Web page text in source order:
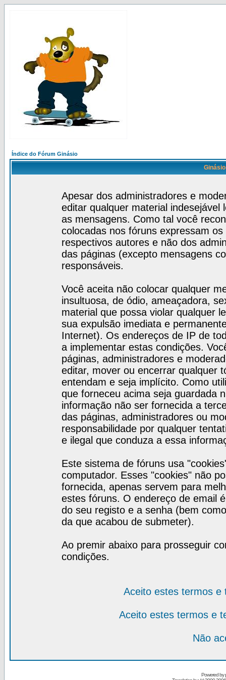
Índice do Fórum Ginásio
Apesar dos administradores e
editar qualquer material
as mensagens. Como tal você
colocadas nos fóruns expressam
respectivos autores e não dos
das páginas (excepto mensagens
responsáveis.
Você aceita não colocar qualquer
insultuosa, de ódio, ameaçadora,
material que possa violar qualquer
sua expulsão imediata e
Internet). Os endereços de IP de
a implementar estas condições.
páginas, administradores e
editar, mover ou encerrar qualquer
entendam e seja implícito. Como
que forneceu acima seja guardada
informação não ser fornecida a
das páginas, administradores ou
responsabilidade por qualquer
e ilegal que conduza a essa
Este sistema de fóruns usa
computador. Esses "cookies" não
fornecida, apenas servem para
estes fóruns. O endereço de email
do seu registo e a senha (bem
da que acabou de submeter).
Ao premir abaixo para prosseguir
condições.
Aceito estes termos
Aceito estes termos e
Não
Powered by